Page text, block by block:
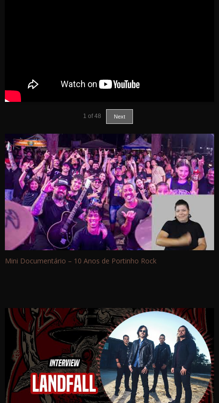
1 of 48 Next
Mini Documentário – 10 Anos de Portinho Rock